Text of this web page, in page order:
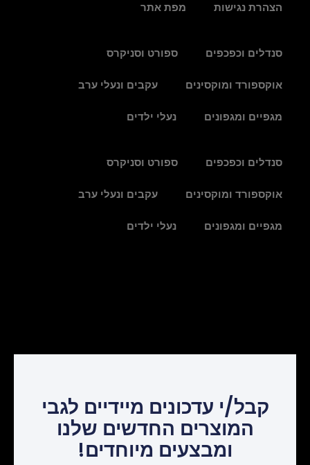
הצהרת נגישות מפת אתר
סנדלים וכפכפים ספורט וסניקרס
אוקספורד ומוקסינים עקבים ונעלי ערב
מגפיים ומגפונים נעלי ילדים
סנדלים וכפכפים ספורט וסניקרס
אוקספורד ומוקסינים עקבים ונעלי ערב
מגפיים ומגפונים נעלי ילדים
קבל/י עדכונים מיידיים לגבי
המוצרים החדשים שלנו
ומבצעים מיוחדים!